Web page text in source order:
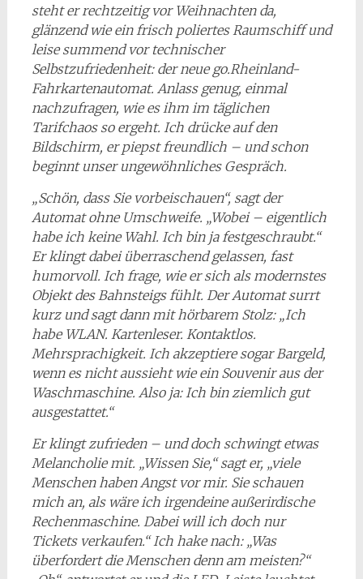
steht er rechtzeitig vor Weihnachten da,
glänzend wie ein frisch poliertes Raumschiff und
leise summend vor technischer
Selbstzufriedenheit: der neue go.Rheinland-
Fahrkartenautomat. Anlass genug, einmal
nachzufragen, wie es ihm im täglichen
Tarifchaos so ergeht. Ich drücke auf den
Bildschirm, er piepst freundlich – und schon
beginnt unser ungewöhnliches Gespräch.
„Schön, dass Sie vorbeischauen“, sagt der
Automat ohne Umschweife. „Wobei – eigentlich
habe ich keine Wahl. Ich bin ja festgeschraubt.“
Er klingt dabei überraschend gelassen, fast
humorvoll. Ich frage, wie er sich als modernstes
Objekt des Bahnsteigs fühlt. Der Automat surrt
kurz und sagt dann mit hörbarem Stolz: „Ich
habe WLAN. Kartenleser. Kontaktlos.
Mehrsprachigkeit. Ich akzeptiere sogar Bargeld,
wenn es nicht aussieht wie ein Souvenir aus der
Waschmaschine. Also ja: Ich bin ziemlich gut
ausgestattet.“
Er klingt zufrieden – und doch schwingt etwas
Melancholie mit. „Wissen Sie,“ sagt er, „viele
Menschen haben Angst vor mir. Sie schauen
mich an, als wäre ich irgendeine außerirdische
Rechenmaschine. Dabei will ich doch nur
Tickets verkaufen.“ Ich hake nach: „Was
überfordert die Menschen denn am meisten?“